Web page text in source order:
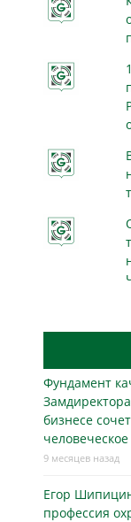
Фундамент
бизнесe
9 месяцев назад
Егор
профессия